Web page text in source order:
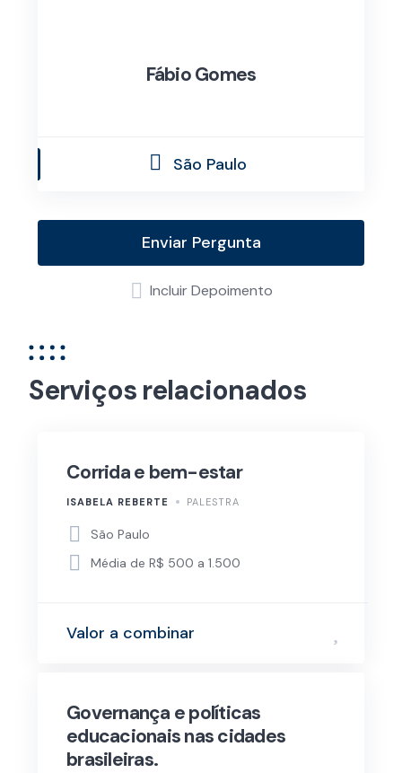
Fábio Gomes
São Paulo
Enviar Pergunta
Incluir Depoimento
Serviços relacionados
Corrida e bem-estar
ISABELA REBERTE PALESTRA
São Paulo
Média de R$ 500 a 1.500
Valor a combinar
Governança e políticas
educacionais nas cidades
brasileiras.